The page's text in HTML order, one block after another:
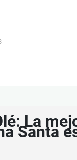
La
Santa